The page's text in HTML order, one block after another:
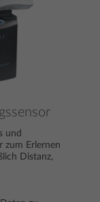
und
zum Erlernen
Distanz,